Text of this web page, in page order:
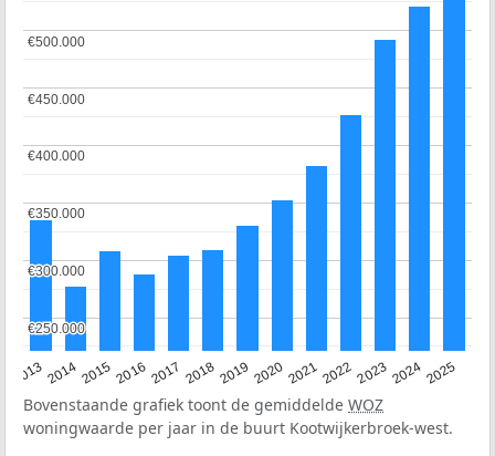
20132014201520162017 20182019 202020212022202320242025
€250.000
€250.000
€300.000
€300.000
€350.000
€350.000
€400.000
€400.000
€450.000
€450.000
€500.000
€500.000
Bovenstaande grafiek toont de gemiddelde WOZ
woningwaarde per jaar in de buurt Kootwijkerbroek-west.